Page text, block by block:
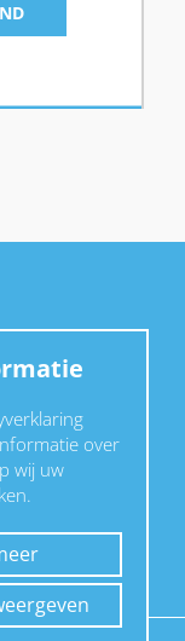
over
wij uw